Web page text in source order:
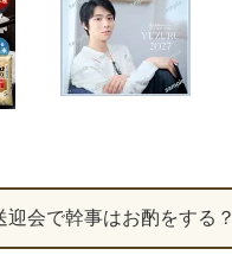
迎会で幹事はお酌をする？